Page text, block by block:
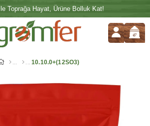
Toprağa Hayat, Ürüne Bolluk Kat!
10.10.0+(12SO3)